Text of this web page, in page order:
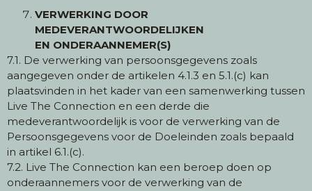
VERWERKING DOOR
MEDEVERANTWOORDELIJKEN
EN ONDERAANNEMER(S)
7.1. De verwerking van persoonsgegevens zoals
aangegeven onder de artikelen 4.1.3 en 5.1.(c) kan
plaatsvinden in het kader van een samenwerking tussen
Live The Connection en een derde die
medeverantwoordelijk is voor de verwerking van de
Persoonsgegevens voor de Doeleinden zoals bepaald
in artikel 6.1.(c).
7.2. Live The Connection kan een beroep doen op
onderaannemers voor de verwerking van de